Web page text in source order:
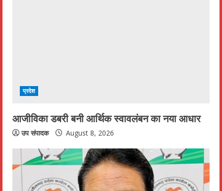
g
प्रदेश
आजीविका डबरी बनी आर्थिक स्वावलंबन का नया आधार
उप संपादक August 8, 2026